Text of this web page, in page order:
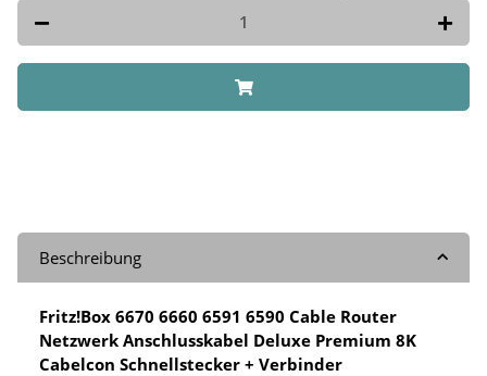
Beschreibung
Fritz!Box 6670 6660 6591 6590 Cable Router
Netzwerk Anschlusskabel Deluxe Premium 8K
Cabelcon Schnellstecker + Verbinder